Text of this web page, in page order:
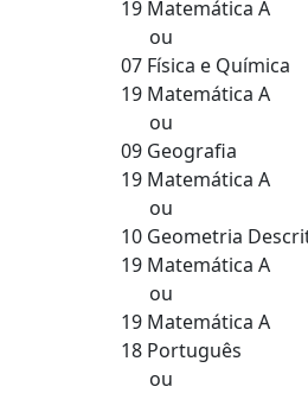
19 Matemática A
ou
07 Física e Química
19 Matemática A
ou
09 Geografia
19 Matemática A
ou
10 Geometria
19 Matemática A
ou
19 Matemática A
18 Português
ou